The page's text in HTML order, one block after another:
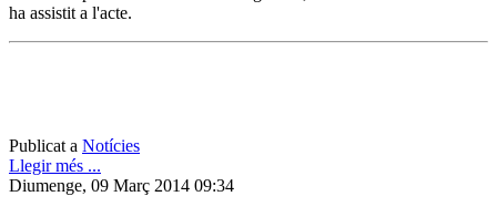
ha assistit a l'acte.
Publicat a Notícies
Llegir més ...
Diumenge, 09 Març 2014 09:34